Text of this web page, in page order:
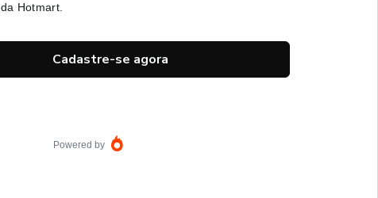
da Hotmart.
Cadastre-se agora
Powered by